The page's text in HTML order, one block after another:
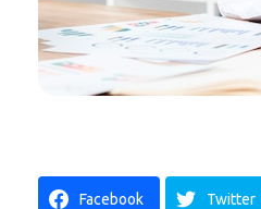
Facebook Twitter